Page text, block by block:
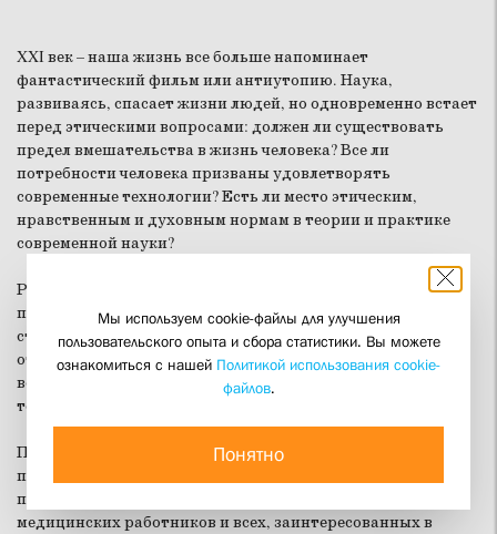
XXI век – наша жизнь все больше напоминает
фантастический фильм или антиутопию. Наука,
развиваясь, спасает жизни людей, но одновременно встает
перед этическими вопросами: должен ли существовать
предел вмешательства в жизнь человека? Все ли
потребности человека призваны удовлетворять
современные технологии? Есть ли место этическим,
нравственным и духовным нормам в теории и практике
современной науки?
Репродуктология – сфера медицины, способная отменить
приговор бездетности. Репродуктивные технологии
ставят вопрос о нормах наиболее остро. Мы приглашаем к
открытому, взаимно заинтересованному разговору о
возможностях, которые дают человеку репродуктивные
технологии, и их нравственных основаниях.
Приглашаем к разговору специалистов, занимающихся
проблемами биоэтики, философов, богословов,
преподавателей, педагогов, священников, катехизаторов,
медицинских работников и всех, заинтересованных в
Мы используем cookie-файлы для улучшения
пользовательского опыта и сбора статистики. Вы можете
ознакомиться с нашей Политикой использования cookie-
файлов.
Понятно